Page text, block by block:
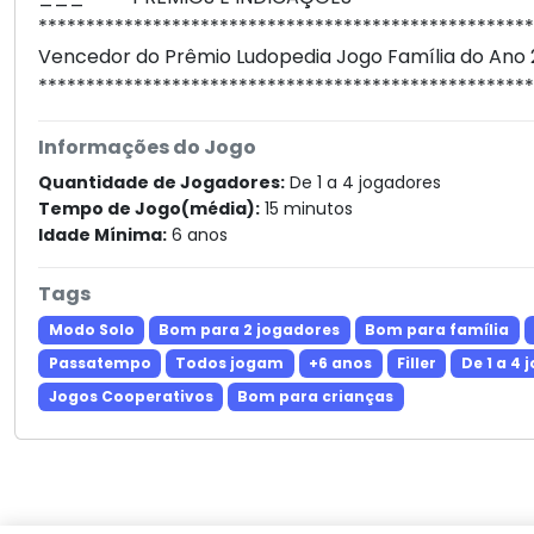
Vencedor do Prêmio Ludopedia Jogo Família do Ano
Informações do Jogo
Quantidade de Jogadores: De 1 a 4 jogadores
Tempo de Jogo(média): 15 minutos
Idade Mínima: 6 anos
Tags
Modo Solo Bom para 2 jogadores Bom para família
Passatempo
Todos jogam +6 anos Filler
De 1 a 4
Jogos Cooperativos
Bom para crianças